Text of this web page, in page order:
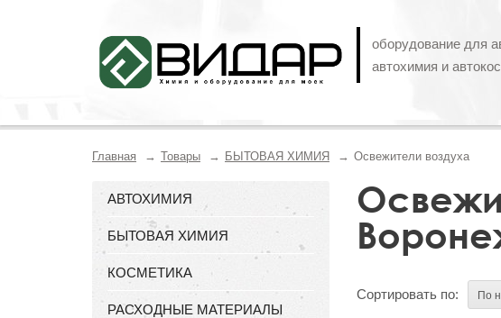
оборудование для
автохимия и
Главная Товары БЫТОВАЯ ХИМИЯ Освежители воздуха
АВТОХИМИЯ
БЫТОВАЯ ХИМИЯ
КОСМЕТИКА
РАСХОДНЫЕ МАТЕРИАЛЫ
Сортировать по: